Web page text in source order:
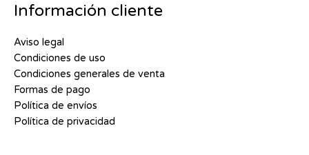
Información cliente
Aviso legal
Condiciones de uso
Condiciones generales de venta
Formas de pago
Política de envíos
Política de privacidad